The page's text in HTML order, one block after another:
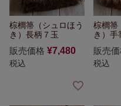
棕櫚箒（シュロほう
き）長柄７玉
販売価格 ¥7,480
税込
棕櫚箒
き）手
販売
税込